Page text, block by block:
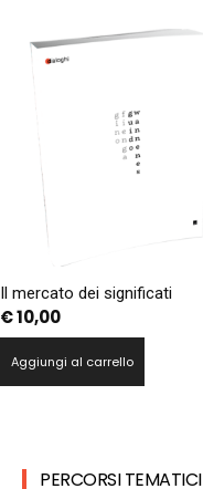
Il mercato dei significati
€10,00
Aggiungi al carrello
PERCORSI TEMATICI